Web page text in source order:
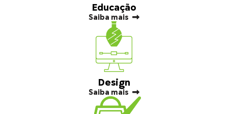
Educação
Saiba mais
Design
Saiba mais